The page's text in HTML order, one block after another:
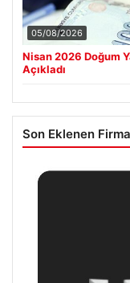
05/08/2026
Nisan 2026 Doğum
Açıkladı
Son Eklenen